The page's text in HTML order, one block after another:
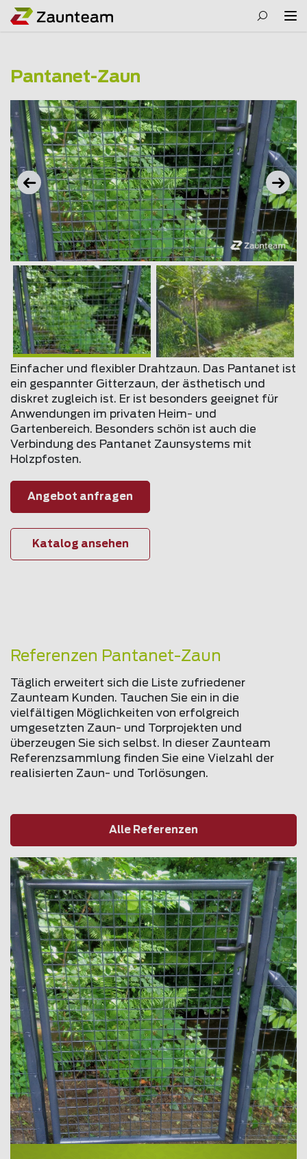
Pantanet-Zaun
Einfacher und flexibler Drahtzaun. Das Pantanet ist
ein gespannter Gitterzaun, der ästhetisch und
diskret zugleich ist. Er ist besonders geeignet für
Anwendungen im privaten Heim- und
Gartenbereich. Besonders schön ist auch die
Verbindung des Pantanet Zaunsystems mit
Holzpfosten.
Angebot anfragen
Katalog ansehen
Referenzen Pantanet-Zaun
Täglich erweitert sich die Liste zufriedener
Zaunteam Kunden. Tauchen Sie ein in die
vielfältigen Möglichkeiten von erfolgreich
umgesetzten Zaun- und Torprojekten und
überzeugen Sie sich selbst. In dieser Zaunteam
Referenzsammlung finden Sie eine Vielzahl der
realisierten Zaun- und Torlösungen.
Alle Referenzen